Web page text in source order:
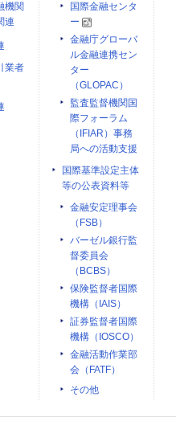
機関
連
業者
国際金融センタ
ー
金融庁グローバ
ル金融連携セン
ター
（GLOPAC）
監査監督機関国
際フォーラム
（IFIAR）事務
局への活動支援
国際基準設定主体
等の公表資料等
金融安定理事会
（FSB）
バーゼル銀行監
督委員会
（BCBS）
保険監督者国際
機構（IAIS）
証券監督者国際
機構（IOSCO）
金融活動作業部
会（FATF）
その他